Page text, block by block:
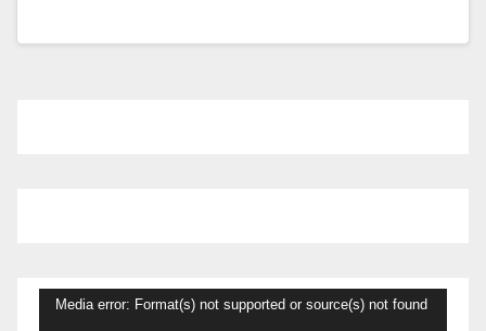
Pemutar
Media error: Format(s) not supported or source(s) not found